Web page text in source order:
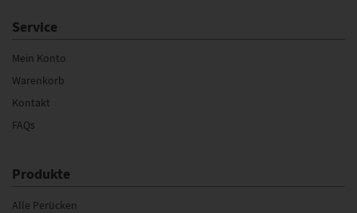
Service
Mein Konto
Warenkorb
Kontakt
FAQs
Produkte
Alle Perücken